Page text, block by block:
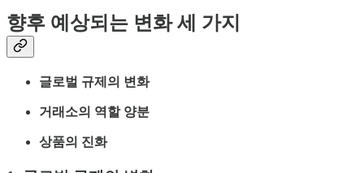
향후 예상되는 변화 세 가지
글로벌 규제의 변화
거래소의 역할 양분
상품의 진화